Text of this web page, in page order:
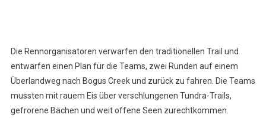
Die Rennorganisatoren verwarfen den traditionellen Trail und
entwarfen einen Plan für die Teams, zwei Runden auf einem
Überlandweg nach Bogus Creek und zurück zu fahren. Die Teams
mussten mit rauem Eis über verschlungenen Tundra-Trails,
gefrorene Bächen und weit offene Seen zurechtkommen.